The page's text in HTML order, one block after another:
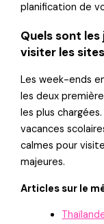
planification de
Quels sont
visiter les
Les week-ends
les deux
les plus
vacances
calmes pour
majeures.
Articles sur le